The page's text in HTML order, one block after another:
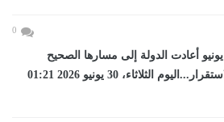
0
برلماني: ثورة 30 يونيو أعادت الدولة إلى مسارها الصحيح
ورسخت دعائم الاستقرار...اليوم الثلاثاء، 30 يونيو 2026 01:21